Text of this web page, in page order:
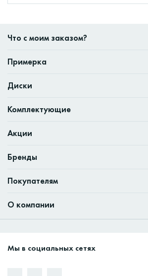
Что с моим заказом?
Примерка
Диски
Комплектующие
Акции
Бренды
Покупателям
О компании
Мы в социальных сетях